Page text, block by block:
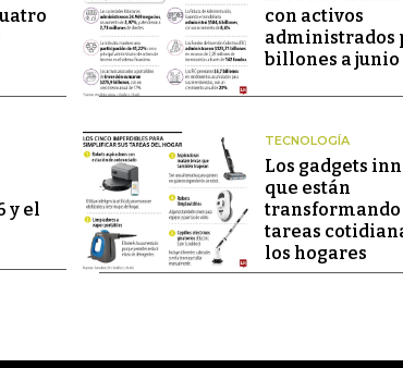
con activos
administrados
billones a junio
y el
TECNOLOGÍA
Los gadgets
que están
transformando
tareas
los hogares